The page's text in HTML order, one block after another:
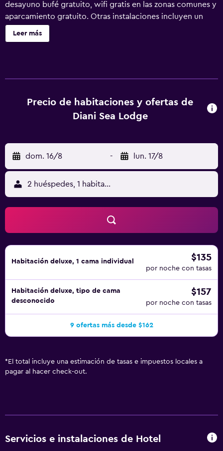
desayuno bufé gratuito, wifi gratis en las zonas comunes y
aparcamiento gratuito. Otras instalaciones incluyen un
bar-cafetería, café o té en las zonas comunes y servicios
de spa. Diani Sea Lodge ofrece 168 alojamientos con aire
higiene personal gratuitos y secador de pelo. Los
huéspedes pueden navegar por la web gracias a nuestro
esparcimiento en este hotel incluyen una piscina al aire
libre. Se pueden practicar las actividades de ocio y
esparcimiento que se indican más abajo en las
instalaciones o cerca del alojamiento (es posible que se
aplique un recargo).
Leer más
Precio de habitaciones y ofertas de
Diani Sea Lodge
dom. 16/8 - lun. 17/8
2 huéspedes, 1 habitación
Habitación deluxe, 1 cama individual $135
por noche con tasas
Habitación deluxe, tipo de cama
desconocido
$157
por noche con tasas
9 ofertas más desde $162
* El total incluye una estimación de tasas e impuestos locales a
pagar al hacer check-out.
Servicios e instalaciones de Hotel